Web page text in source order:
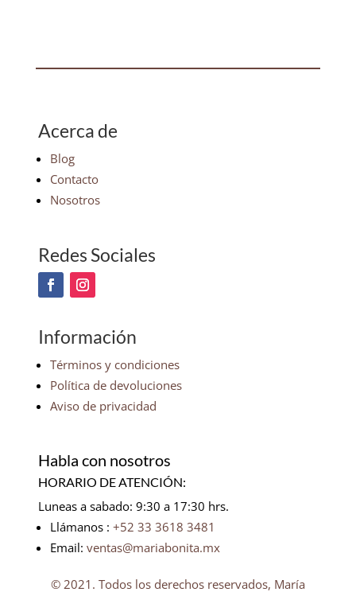
Acerca de
Blog
Contacto
Nosotros
Redes Sociales
Información
Términos y condiciones
Política de devoluciones
Aviso de privacidad
Habla con nosotros
HORARIO DE ATENCIÓN:
Luneas a sabado: 9:30 a 17:30 hrs.
Llámanos : +52 33 3618 3481
Email: ventas@mariabonita.mx
© 2021. Todos los derechos reservados, María